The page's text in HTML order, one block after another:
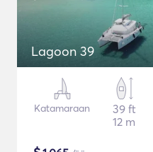
Lagoon 39
Katamaraan
39 ft
12 m